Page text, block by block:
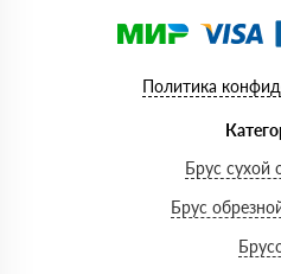
Политика
Брус сухой
Брус